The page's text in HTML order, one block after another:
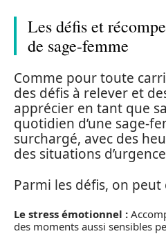
Les défis et
de sage-femme
Comme pour toute
des défis à relever et
apprécier en tant que
quotidien d’une sage-
surchargé, avec des
des situations
Parmi les défis, on peut
Le stress émotionnel :
des moments aussi sensibles